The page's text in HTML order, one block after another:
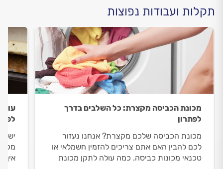
תקלות ועבודות נפוצות
מכונת הכביסה מקצרת: כל השלבים בדרך
לפתרון
מכונת הכביסה שלכם מקצרת? אנחנו נעזור
לכם להבין האם אתם צריכים להזמין חשמלאי או
טכנאי מכונות כביסה. כמה עולה לתקן מכונת
יש
איך